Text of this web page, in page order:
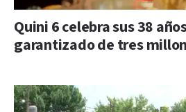
Quini 6 celebra sus 38
garantizado de tres